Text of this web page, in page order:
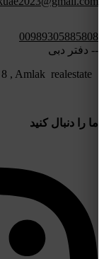
00989305885808
-- دفتر دبی
, Amlak realestate
ما را دنبال کنید